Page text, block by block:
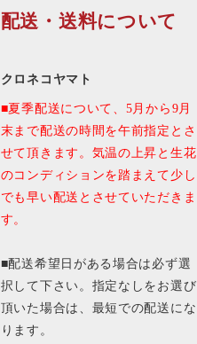
配送・送料について
クロネコヤマト
■夏季配送について、5月から9月
末まで配送の時間を午前指定とさ
せて頂きます。気温の上昇と生花
のコンディションを踏まえて少し
でも早い配送とさせていただきま
す。
■配送希望日がある場合は必ず選
択して下さい。指定なしをお選び
頂いた場合は、最短での配送にな
ります。